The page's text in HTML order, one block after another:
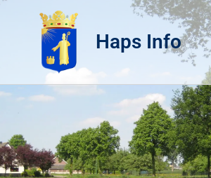
Haps Info